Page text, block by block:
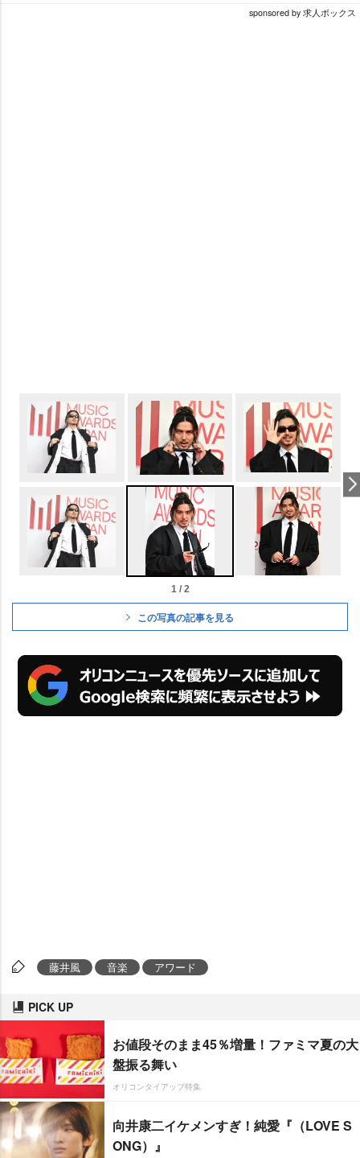
sponsored by 求人ボックス
1 / 2
この写真の記事を見る
藤井風 音楽 アワード
PICK UP
お値段そのまま45％増量！ファミマ夏の大
盤振る舞い
オリコンタイアップ特集
向井康二イケメンすぎ！純愛『（LOVE S
ONG）』